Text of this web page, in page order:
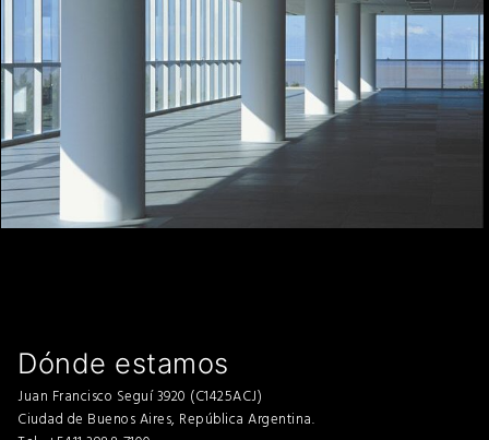
Dónde estamos
Juan Francisco Seguí 3920 (C1425ACJ)
Ciudad de Buenos Aires, República Argentina.